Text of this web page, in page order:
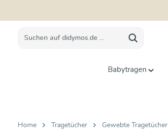
Babytragen
Home Tragetücher Gewebte Tragetücher